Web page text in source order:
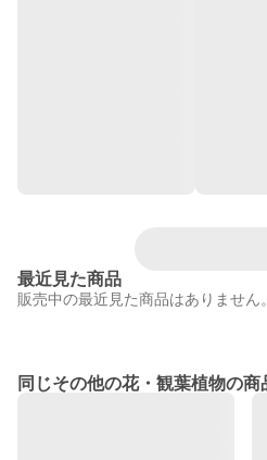
最近見た商品
販売中の最近見た商品はありません。
同じその他の花・観葉植物の商